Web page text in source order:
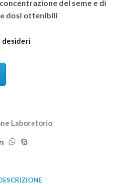
del seme e di
dosi ottenibili
desideri
Laboratorio